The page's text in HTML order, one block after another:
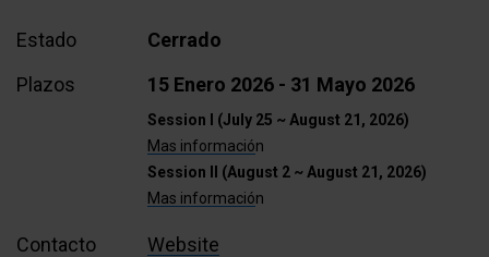
Estado
Cerrado
Plazos
15 Enero 2026 - 31 Mayo 2026
Session I (July 25 ~ August 21, 2026)
Mas información
Session II (August 2 ~ August 21, 2026)
Mas información
Contacto Website